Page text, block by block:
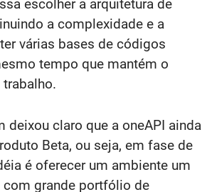
escolher a arquitetura de
a complexidade e a
várias bases de códigos
tempo que mantém o
deixou claro que a oneAPI ainda
Beta, ou seja, em fase de
é oferecer um ambiente um
grande portfólio de